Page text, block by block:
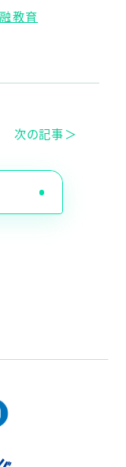
教育
次の記事＞